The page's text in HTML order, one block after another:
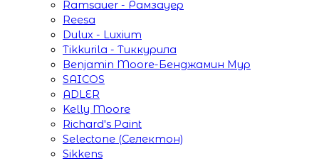
Ramsauer - Рамзауер
Reesa
Dulux - Luxium
Tikkurila - Тиккурила
Benjamin Moore-Бенджамин Мур
SAICOS
ADLER
Kelly Moore
Richard's Paint
Selectone (Селектон)
Sikkens